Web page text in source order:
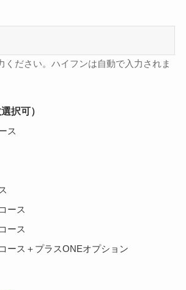
ださい。ハイフンは自動で入力されま
択可）
ス
ース
ース
ース＋プラスONEオプション